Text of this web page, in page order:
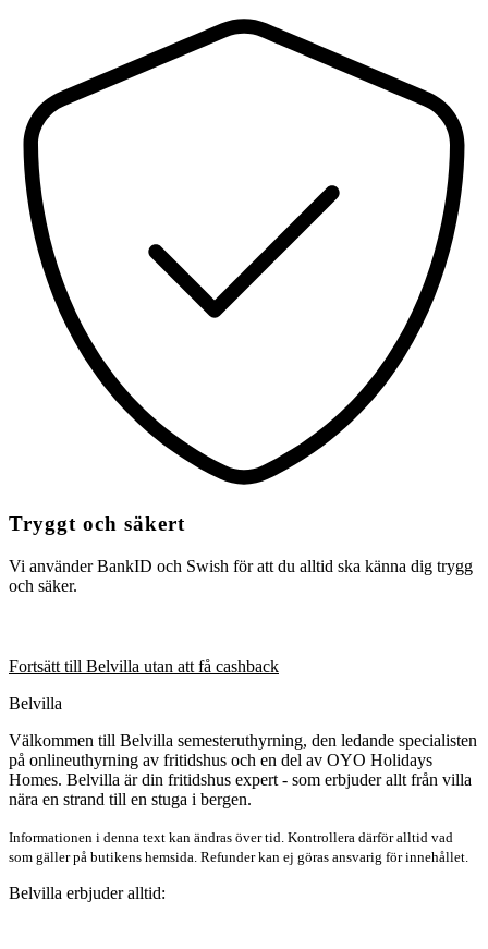
Tryggt och säkert
Vi använder BankID och Swish för att du alltid ska känna dig trygg
och säker.
Fortsätt till Belvilla utan att få cashback
Belvilla
Välkommen till Belvilla semesteruthyrning, den ledande specialisten
på onlineuthyrning av fritidshus och en del av OYO Holidays
Homes. Belvilla är din fritidshus expert - som erbjuder allt från villa
nära en strand till en stuga i bergen.
Informationen i denna text kan ändras över tid. Kontrollera därför alltid vad
som gäller på butikens hemsida. Refunder kan ej göras ansvarig för innehållet.
Belvilla erbjuder alltid: